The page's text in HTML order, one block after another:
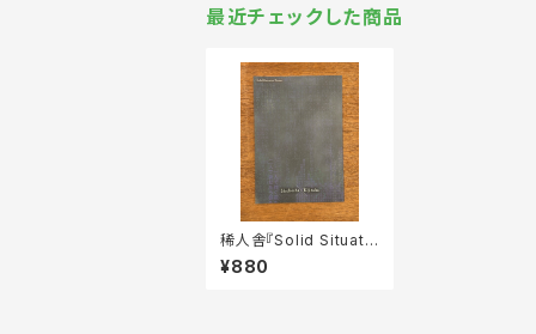
最近チェックした商品
稀人舎『Solid Situati
on Poems』
¥880